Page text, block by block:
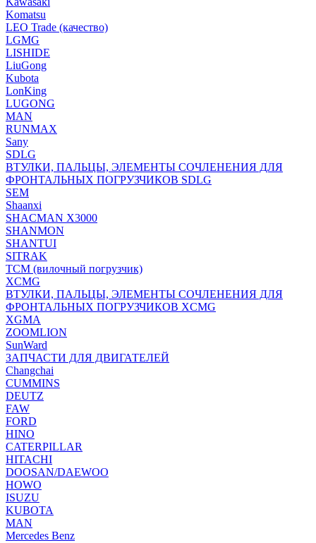
Komatsu
LEO Trade (качество)
LGMG
LISHIDE
LiuGong
Kubota
LonKing
LUGONG
MAN
RUNMAX
Sany
SDLG
ВТУЛКИ, ПАЛЬЦЫ, ЭЛЕМЕНТЫ СОЧЛЕНЕНИЯ ДЛЯ
ФРОНТАЛЬНЫХ ПОГРУЗЧИКОВ SDLG
SEM
Shaanxi
SHACMAN X3000
SHANMON
SHANTUI
SITRAK
TCM (вилочный погрузчик)
XCMG
ВТУЛКИ, ПАЛЬЦЫ, ЭЛЕМЕНТЫ СОЧЛЕНЕНИЯ ДЛЯ
ФРОНТАЛЬНЫХ ПОГРУЗЧИКОВ XCMG
XGMA
ZOOMLION
SunWard
ЗАПЧАСТИ ДЛЯ ДВИГАТЕЛЕЙ
Changchai
CUMMINS
DEUTZ
FAW
FORD
HINO
CATERPILLAR
HITACHI
DOOSAN/DAEWOO
HOWO
ISUZU
KUBOTA
MAN
Mercedes Benz